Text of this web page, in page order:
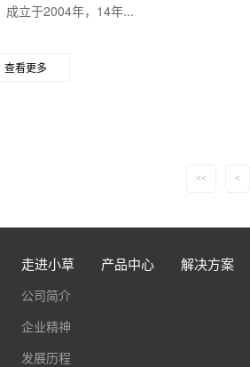
成立于2004年，14年...
查看更多
<< <
走进小草
公司简介
企业精神
发展历程
产品中心 解决方案